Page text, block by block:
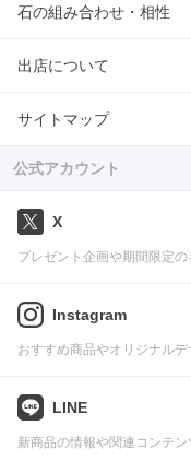
石の組み合わせ・相性
出店について
サイトマップ
公式アカウント
X
プレゼント企画や期間限定
Instagram
おすすめ商品やオリジナル
LINE
新商品の情報や関連コンテ